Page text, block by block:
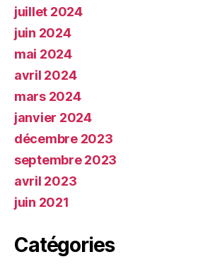
juillet 2024
juin 2024
mai 2024
avril 2024
mars 2024
janvier 2024
décembre 2023
septembre 2023
avril 2023
juin 2021
Catégories